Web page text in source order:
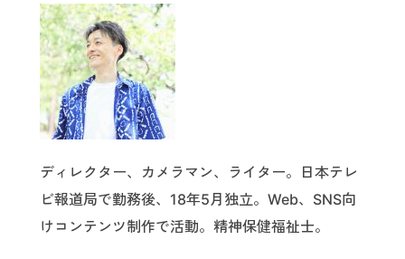
ディレクター、カメラマン、ライター。日本テレ
ビ報道局で勤務後、18年5月独立。Web、SNS向
けコンテンツ制作で活動。精神保健福祉士。